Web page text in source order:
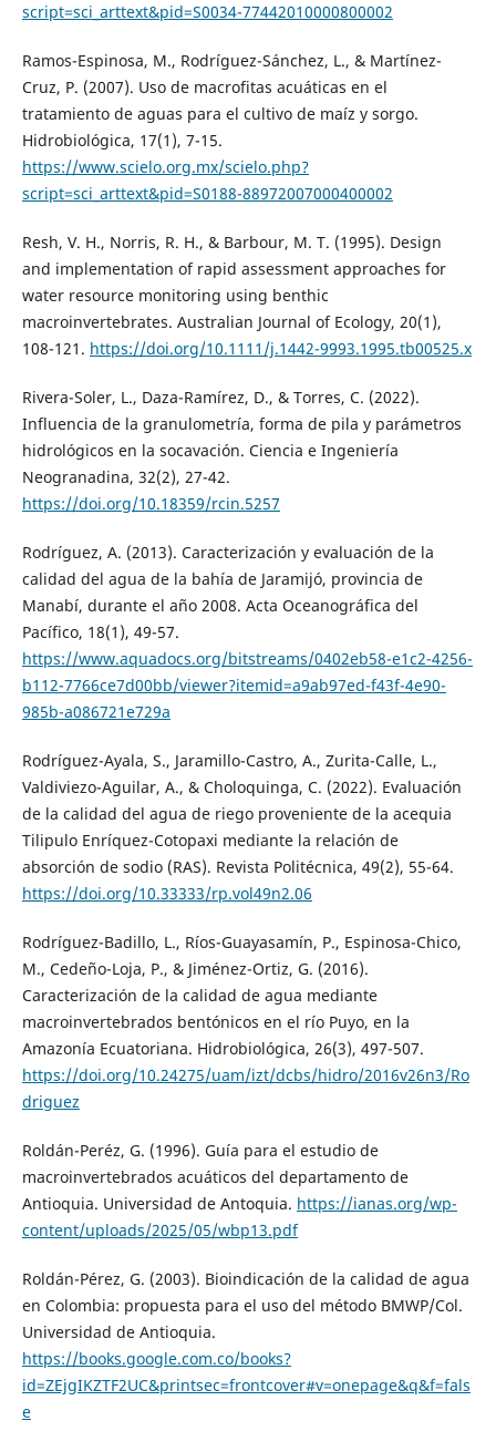
script=sci_arttext&pid=S0034-77442010000800002
Ramos-Espinosa, M., Rodríguez-Sánchez, L., & Martínez-
Cruz, P. (2007). Uso de macrofitas acuáticas en el
tratamiento de aguas para el cultivo de maíz y sorgo.
Hidrobiológica, 17(1), 7-15.
https://www.scielo.org.mx/scielo.php?
script=sci_arttext&pid=S0188-88972007000400002
Resh, V. H., Norris, R. H., & Barbour, M. T. (1995). Design
and implementation of rapid assessment approaches for
water resource monitoring using benthic
macroinvertebrates. Australian Journal of Ecology, 20(1),
108-121. https://doi.org/10.1111/j.1442-9993.1995.tb00525.x
Rivera-Soler, L., Daza-Ramírez, D., & Torres, C. (2022).
Influencia de la granulometría, forma de pila y parámetros
hidrológicos en la socavación. Ciencia e Ingeniería
Neogranadina, 32(2), 27-42.
https://doi.org/10.18359/rcin.5257
Rodríguez, A. (2013). Caracterización y evaluación de la
calidad del agua de la bahía de Jaramijó, provincia de
Manabí, durante el año 2008. Acta Oceanográfica del
Pacífico, 18(1), 49-57.
https://www.aquadocs.org/bitstreams/0402eb58-e1c2-4256-
b112-7766ce7d00bb/viewer?itemid=a9ab97ed-f43f-4e90-
985b-a086721e729a
Rodríguez-Ayala, S., Jaramillo-Castro, A., Zurita-Calle, L.,
Valdiviezo-Aguilar, A., & Choloquinga, C. (2022). Evaluación
de la calidad del agua de riego proveniente de la acequia
Tilipulo Enríquez-Cotopaxi mediante la relación de
absorción de sodio (RAS). Revista Politécnica, 49(2), 55-64.
https://doi.org/10.33333/rp.vol49n2.06
Rodríguez-Badillo, L., Ríos-Guayasamín, P., Espinosa-Chico,
M., Cedeño-Loja, P., & Jiménez-Ortiz, G. (2016).
Caracterización de la calidad de agua mediante
macroinvertebrados bentónicos en el río Puyo, en la
Amazonía Ecuatoriana. Hidrobiológica, 26(3), 497-507.
https://doi.org/10.24275/uam/izt/dcbs/hidro/2016v26n3/Ro
driguez
Roldán-Peréz, G. (1996). Guía para el estudio de
macroinvertebrados acuáticos del departamento de
Antioquia. Universidad de Antoquia. https://ianas.org/wp-
content/uploads/2025/05/wbp13.pdf
Roldán-Pérez, G. (2003). Bioindicación de la calidad de agua
en Colombia: propuesta para el uso del método BMWP/Col.
Universidad de Antioquia.
https://books.google.com.co/books?
id=ZEjgIKZTF2UC&printsec=frontcover#v=onepage&q&f=fals
e